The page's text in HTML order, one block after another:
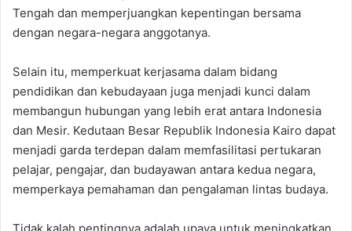
Tengah dan memperjuangkan kepentingan bersama
dengan negara-negara anggotanya.
Selain itu, memperkuat kerjasama dalam bidang
pendidikan dan kebudayaan juga menjadi kunci dalam
membangun hubungan yang lebih erat antara Indonesia
dan Mesir. Kedutaan Besar Republik Indonesia Kairo dapat
menjadi garda terdepan dalam memfasilitasi pertukaran
pelajar, pengajar, dan budayawan antara kedua negara,
memperkaya pemahaman dan pengalaman lintas budaya.